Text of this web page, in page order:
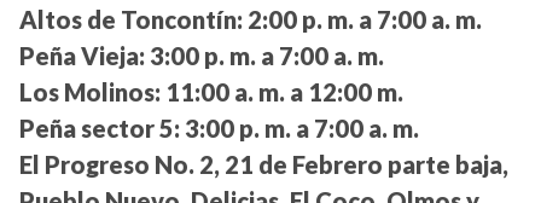
Altos de Toncontín: 2:00 p. m. a 7:00 a. m.
Peña Vieja: 3:00 p. m. a 7:00 a. m.
Los Molinos: 11:00 a. m. a 12:00 m.
Peña sector 5: 3:00 p. m. a 7:00 a. m.
El Progreso No. 2, 21 de Febrero parte baja,